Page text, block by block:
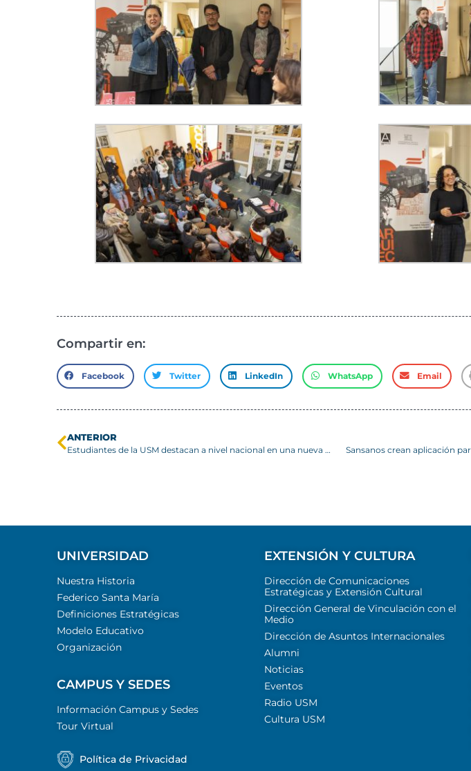
Compartir en:
Facebook Twitter LinkedIn WhatsApp Email
ANTERIOR
Estudiantes de la USM destacan a nivel nacional en una nueva versión de la competencia IEEExtreme
UNIVERSIDAD
Nuestra Historia
Federico Santa María
Definiciones Estratégicas
Modelo Educativo
Organización
CAMPUS Y SEDES
Información Campus y Sedes
Tour Virtual
Política de Privacidad
EXTENSIÓN Y CULTURA
Dirección de Comunicaciones
Estratégicas y Extensión Cultural
Dirección General de Vinculación con el
Medio
Dirección de Asuntos Internacionales
Alumni
Noticias
Eventos
Radio USM
Cultura USM